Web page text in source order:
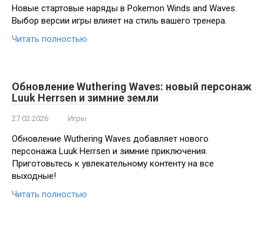
Новые стартовые наряды в Pokemon Winds and Waves.
Выбор версии игры влияет на стиль вашего тренера.
Читать полностью
Обновление Wuthering Waves: новый персонаж
Luuk Herrsen и зимние земли
27.02.2026 Игры
Обновление Wuthering Waves добавляет нового
персонажа Luuk Herrsen и зимние приключения.
Приготовьтесь к увлекательному контенту на все
выходные!
Читать полностью